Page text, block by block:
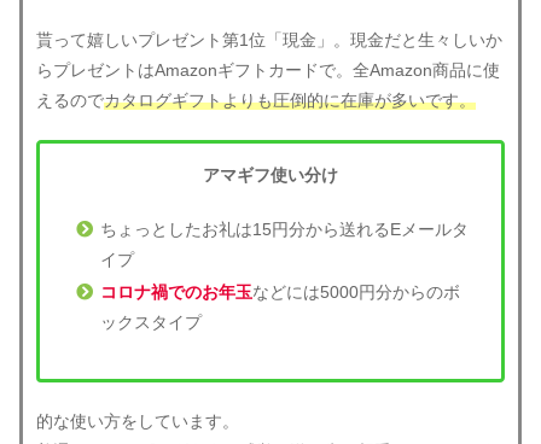
貰って嬉しいプレゼント第1位「現金」。現金だと生々しいか
らプレゼントはAmazonギフトカードで。全Amazon商品に使
えるのでカタログギフトよりも圧倒的に在庫が多いです。
アマギフ使い分け
ちょっとしたお礼は15円分から送れるEメールタ
イプ
コロナ禍でのお年玉などには5000円分からのボ
ックスタイプ
的な使い方をしています。